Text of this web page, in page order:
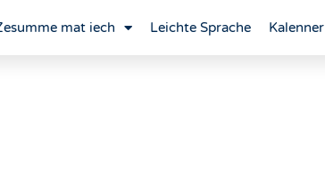
mat iech Leichte Sprache Kalenner